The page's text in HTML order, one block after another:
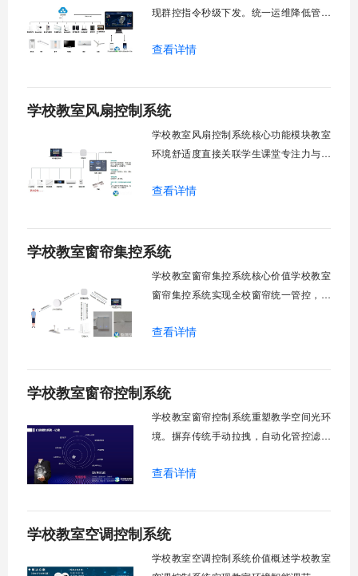
现群控指令秒级下发。统一运维降低管理
巡检盲区。保障教学环境温湿度适宜。数
块清单：远程集中控制。智能定时调度。
环境自适应调节。能耗监测统计。故障预
查看详情
学校教室风扇控制系统
学校教室风扇控制系统核心功能模块教室
环境舒适度直接关联学生课堂专注力与学
领域，打造教室风扇控制系统，实现温度
分组联动、安全防护六大模块一体化运
行，为学校提供精细化风扇管理方案。
查看详情
学校教室窗帘集控系统
学校教室窗帘集控系统核心价值学校教室
窗帘集控系统实现全校窗帘统一管控，提
能化改造后，一键完成全校窗帘开合，节
生视力健康，营造舒适教学环境。节能减
排效果显著，延长窗帘使用寿命，降低学
查看详情
学校教室窗帘控制系统
学校教室窗帘控制系统重塑教学空间光环
境。摒弃传统手动拉拽，自动化管控滤除
足，节能降耗。精准适配多媒体教学、考
能智慧校园生态升级。智能光感调节1. 动
态光照追踪实时捕捉室外照度参数。光照
查看详情
学校教室空调控制系统
学校教室空调控制系统价值概述学校教室